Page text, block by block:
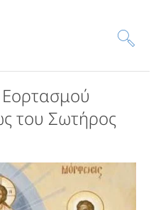
του Σωτήρος